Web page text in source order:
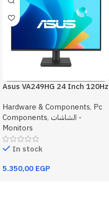
Asus VA249HG 24 Inch 120Hz
Hardware & Components, Pc
Components, الشاشات -
Monitors
In stock
5.350,00 EGP